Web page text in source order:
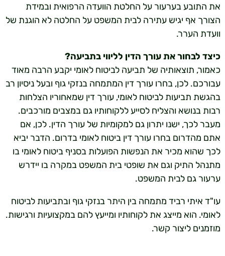
את התובע בערעור על החלטת הוועדה הרפואית ובמידת
הצורך אף יגיש עתירה לבית המשפט על החלטה לא הוגנת של
וועדת הערר.
כיצד לבחור את עורך הדין לליווי בתביעה?
כאמור, תוצאותיה של תביעה לביטוח לאומי יקבע הרבה מאוד
עבורכם. לכן, בחרו עורך דין המתמחה בנזקי גוף ובעל ניסיון רב
בהגשת תביעות לביטוח לאומי, עורך דין שמאחוריו הצלחות
רבות בנושא והצליח לסייע ללקוחותיו גם במצבים מורכבים.
מעבר לכך, ישנו יתרון גם למקומיות של עורך הדין. לכן, אם
אתם מהדרום בחרו עורך דין ביטוח לאומי בדרום. הדבר יביא
לכך שהוא מכיר את הנפשות הפועלות בסניף ביטוח לאומי בו
מתנהל התיק וגם את שופטי בית המשפט במקרה בו יידרש
ערעור גם לבית המשפט.
עו"ד איתי רביד מתמחה בין היתר בנזקי גוף ובתביעות לביטוח
לאומי. הוא מייצג את לקוחותיו ומייעץ להם במקצועיות ורגישות.
מוזמנים ליצור קשר.